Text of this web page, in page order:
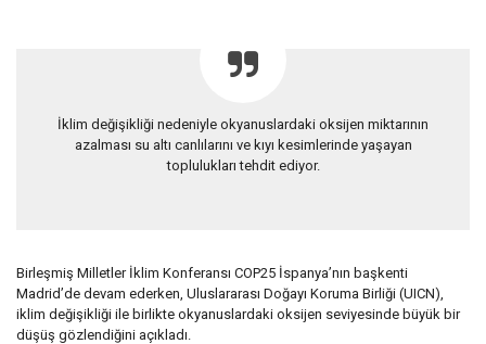
İklim değişikliği nedeniyle okyanuslardaki oksijen miktarının
azalması su altı canlılarını ve kıyı kesimlerinde yaşayan
toplulukları tehdit ediyor.
Birleşmiş Milletler İklim Konferansı COP25 İspanya’nın başkenti
Madrid’de devam ederken, Uluslararası Doğayı Koruma Birliği (UICN),
iklim değişikliği ile birlikte okyanuslardaki oksijen seviyesinde büyük bir
düşüş gözlendiğini açıkladı.